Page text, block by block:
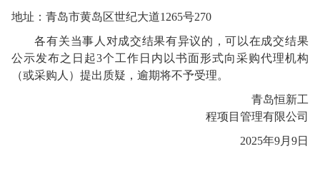
地址：青岛市黄岛区世纪大道1265号270
各有关当事人对成交结果有异议的，可以在成交结果
公示发布之日起3个工作日内以书面形式向采购代理机构
（或采购人）提出质疑，逾期将不予受理。
青岛恒新工
程项目管理有限公司
2025年9月 9日